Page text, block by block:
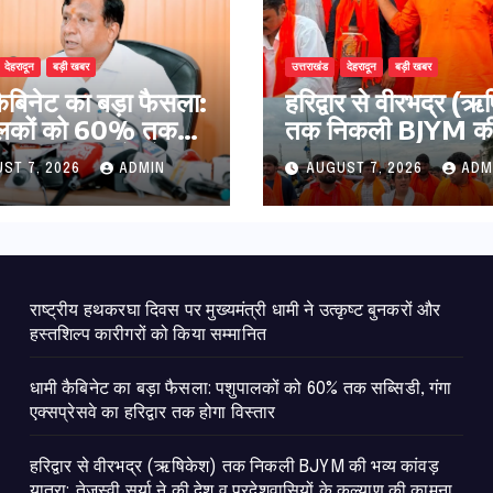
देहरादून बड़ी खबर
का बड़ा फैसला:
को 60% तक
गंगा एक्सप्रेसवे का
तक होगा विस्तार
7, 2026 ADMIN
उत्तराखंड देहरादून बड़ी खबर
​हरिद्वार से वीरभद्र
तक निकली BJYM
कांवड़ यात्रा; तेजस्वी
की देश व
कल्याण की कामना
AUGUST 7, 2026
राष्ट्रीय हथकरघा दिवस पर मुख्यमंत्री धामी ने उत्कृष्ट बुनकरों और
हस्तशिल्प कारीगरों को किया सम्मानित
​धामी कैबिनेट का बड़ा फैसला: पशुपालकों को 60% तक सब्सिडी, गंगा
एक्सप्रेसवे का हरिद्वार तक होगा विस्तार
​हरिद्वार से वीरभद्र (ऋषिकेश) तक निकली BJYM की भव्य कांवड़